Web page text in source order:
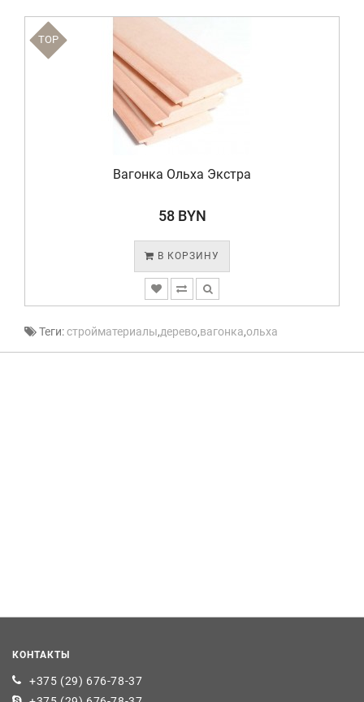
TOP
Вагонка Ольха Экстра
58 BYN
В КОРЗИНУ
Теги:стройматериалы,дерево,вагонка,ольха
КОНТАКТЫ
+375 (29) 676-78-37